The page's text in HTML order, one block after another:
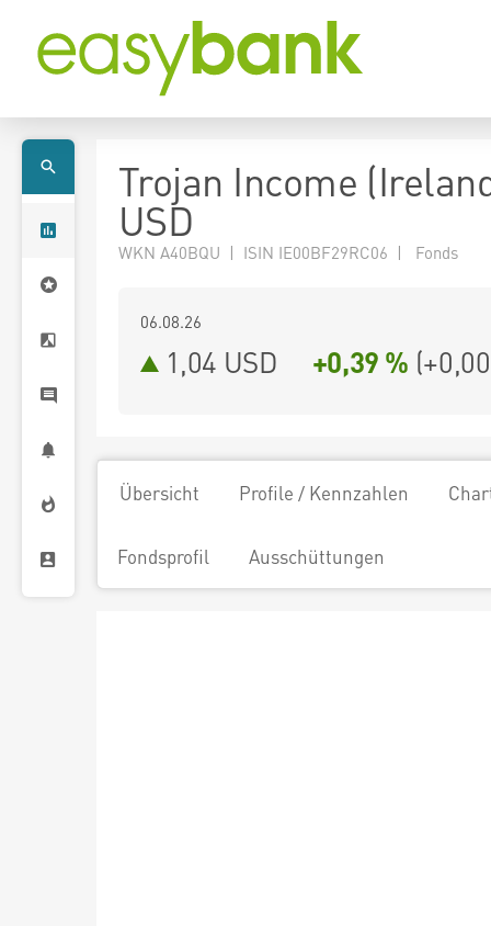
Trojan Income
USD
WKN A40BQU | ISIN IE00BF29RC06 | Fonds
06.08.26
1,04 USD +0,39 % (+0,00
Übersicht Profile / Kennzahlen
Fondsprofil Ausschüttungen